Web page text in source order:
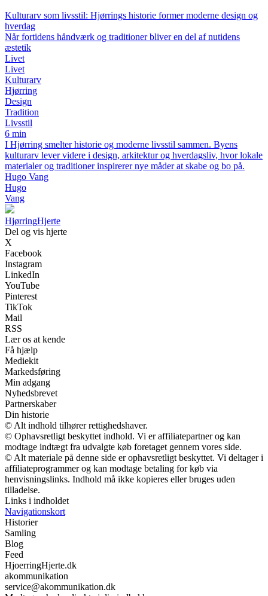
Kulturarv som livsstil: Hjørrings historie former moderne design og
hverdag
Når fortidens håndværk og traditioner bliver en del af nutidens
æstetik
Livet
Livet
Kulturarv
Hjørring
Design
Tradition
Livsstil
6 min
I Hjørring smelter historie og moderne livsstil sammen. Byens
kulturarv lever videre i design, arkitektur og hverdagsliv, hvor lokale
materialer og traditioner inspirerer nye måder at skabe og bo på.
Hugo Vang
Hugo
Vang
HjørringHjerte
Del og vis hjerte
X
Facebook
Instagram
LinkedIn
YouTube
Pinterest
TikTok
Mail
RSS
Lær os at kende
Få hjælp
Mediekit
Markedsføring
Min adgang
Nyhedsbrevet
Partnerskaber
Din historie
© Alt indhold tilhører rettighedshaver.
© Ophavsretligt beskyttet indhold. Vi er affiliatepartner og kan
modtage indtægt fra udvalgte køb foretaget gennem vores side.
© Alt materiale på denne side er ophavsretligt beskyttet. Vi deltager i
affiliateprogrammer og kan modtage betaling for køb via
henvisningslinks. Indhold må ikke kopieres eller bruges uden
tilladelse.
Links i indholdet
Navigationskort
Historier
Samling
Blog
Feed
HjoerringHjerte.dk
akommunikation
service@akommunikation.dk